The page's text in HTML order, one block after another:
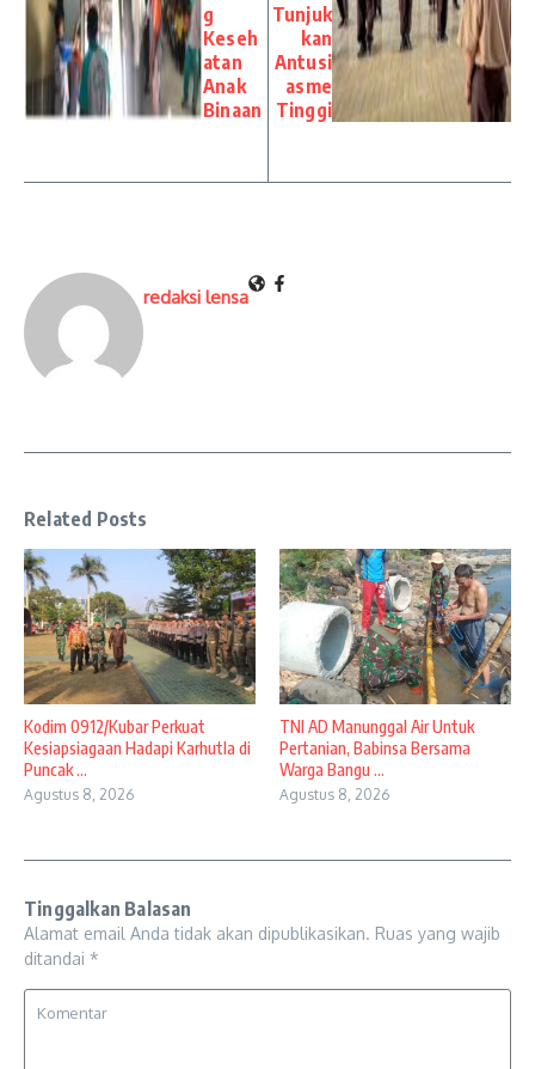
g
Keseh
atan
Anak
Binaan
Tunjuk
kan
Antusi
asme
Tinggi
redaksi lensa
Related Posts
Kodim 0912/Kubar Perkuat
Kesiapsiagaan Hadapi Karhutla di
Puncak ...
Agustus 8, 2026
TNI AD Manunggal Air Untuk
Pertanian, Babinsa Bersama
Warga Bangu ...
Agustus 8, 2026
Tinggalkan Balasan
Alamat email Anda tidak akan dipublikasikan. Ruas yang wajib
ditandai *